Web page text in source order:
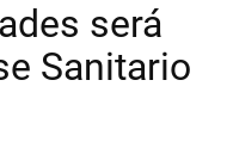
será
Sanitario